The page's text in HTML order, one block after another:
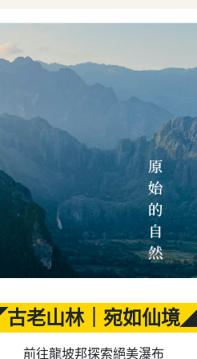
老山林｜宛如仙境◢
前往龍坡邦探索絕美瀑布